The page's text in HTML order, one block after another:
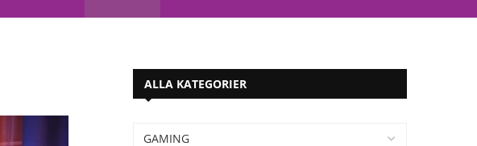
ALLA KATEGORIER